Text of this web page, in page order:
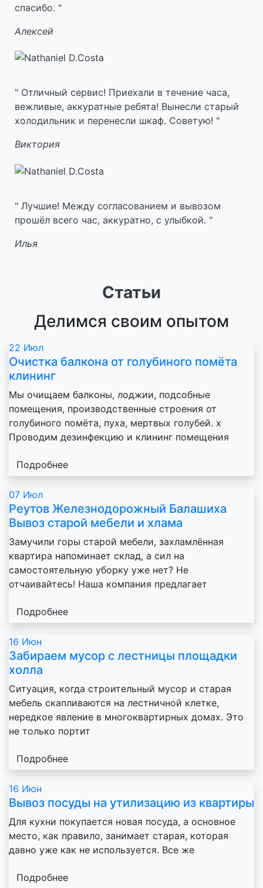
спасибо.
Алексей
Отличный сервис! Приехали в течение часа,
вежливые, аккуратные ребята! Вынесли старый
холодильник и перенесли шкаф. Советую!
Виктория
Лучшие! Между согласованием и вывозом
прошёл всего час, аккуратно, с улыбкой.
Илья
Статьи
Делимся своим опытом
22 Июл
Очистка балкона от голубиного помёта
клининг
Мы очищаем балконы, лоджии, подсобные
помещения, производственные строения от
голубиного помёта, пуха, мертвых голубей. х
Проводим дезинфекцию и клининг помещения
Подробнее
07 Июл
Реутов Железнодорожный Балашиха
Вывоз старой мебели и хлама
Замучили горы старой мебели, захламлённая
квартира напоминает склад, а сил на
самостоятельную уборку уже нет? Не
отчаивайтесь! Наша компания предлагает
Подробнее
16 Июн
Забираем мусор с лестницы площадки
холла
Ситуация, когда строительный мусор и старая
мебель скапливаются на лестничной клетке,
нередкое явление в многоквартирных домах. Это
не только портит
Подробнее
16 Июн
Вывоз посуды на утилизацию из квартиры
Для кухни покупается новая посуда, а основное
место, как правило, занимает старая, которая
давно уже как не используется. Все же
Подробнее